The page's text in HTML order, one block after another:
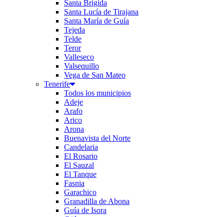
Santa Brígida
Santa Lucía de Tirajana
Santa María de Guía
Tejeda
Telde
Teror
Valleseco
Valsequillo
Vega de San Mateo
Tenerife
Todos los municipios
Adeje
Arafo
Arico
Arona
Buenavista del Norte
Candelaria
El Rosario
El Sauzal
El Tanque
Fasnia
Garachico
Granadilla de Abona
Guía de Isora